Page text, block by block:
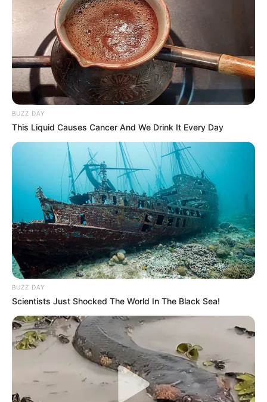
BUZZ DAY
This Liquid Causes Cancer And We Drink It Every Day
BUZZ DAY
Scientists Just Shocked The World In The Black Sea!